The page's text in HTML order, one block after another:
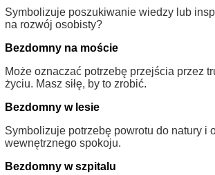
Symbolizuje poszukiwanie wiedzy lub
na rozwój osobisty?
Bezdomny na moście
Może oznaczać potrzebę przejścia przez
życiu. Masz siłę, by to zrobić.
Bezdomny w lesie
Symbolizuje potrzebę powrotu do natury i
wewnętrznego spokoju.
Bezdomny w szpitalu